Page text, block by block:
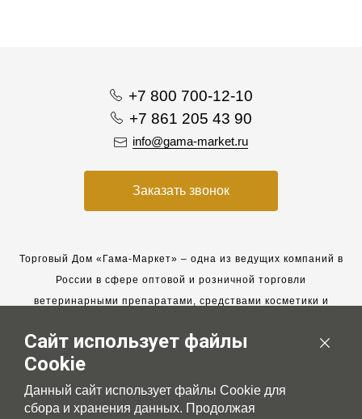
+7 800 700-12-10
+7 861 205 43 90
info@gama-market.ru
Заказать звонок
Торговый Дом «Гама-Маркет» – одна из ведущих компаний в
России в сфере оптовой и розничной торговли
ветеринарными препаратами, средствами косметики и
Мы работаем с 2005 года. Мы приглашаем к сотрудничеству
новых клиентов и всегда рассчитываем на взаимовыгодные,
долгосрочные партнерские отношения.
Сайт использует файлы
Cookie
Данный сайт использует файлы Cookie для
сбора и хранения данных. Продолжая